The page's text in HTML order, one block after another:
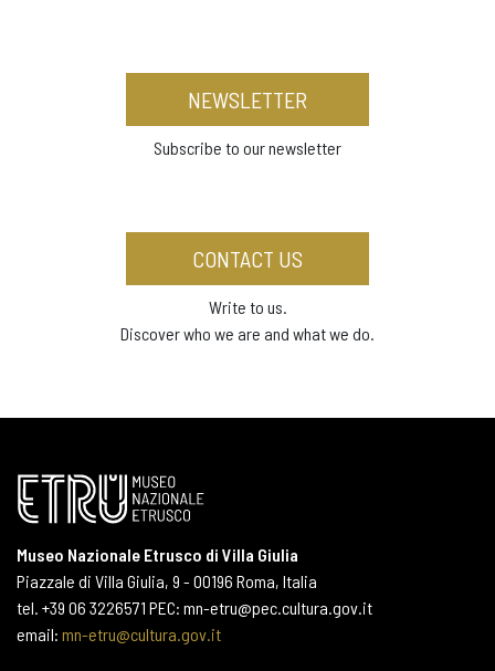
NEWSLETTER
Subscribe to our newsletter
CONTACT US
Write to us.
Discover who we are and what we do.
Museo Nazionale Etrusco di Villa Giulia
Piazzale di Villa Giulia, 9 - 00196 Roma, Italia
tel. +39 06 3226571 PEC: mn-etru@pec.cultura.gov.it
email: mn-etru@cultura.gov.it